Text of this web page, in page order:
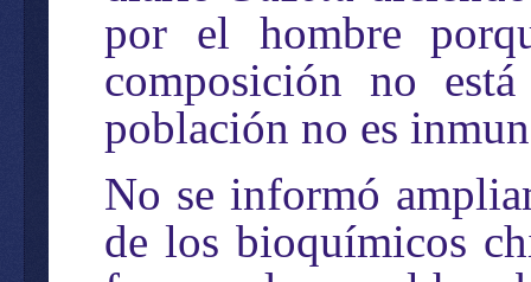
por el hombre
composición no
población no es
No se informó
de los bioquímicos